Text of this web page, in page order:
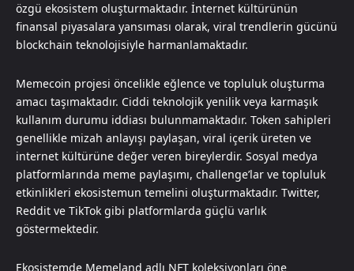
özgü ekosistem oluşturmaktadır. İnternet kültürünün
finansal piyasalara yansıması olarak, viral trendlerin gücünü
blockchain teknolojisiyle harmanlamaktadır.
Memecoin projesi öncelikle eğlence ve topluluk oluşturma
amacı taşımaktadır. Ciddi teknolojik yenilik veya karmaşık
kullanım durumu iddiası bulunmamaktadır. Token sahipleri
genellikle mizah anlayışı paylaşan, viral içerik üreten ve
internet kültürüne değer veren bireylerdir. Sosyal medya
platformlarında meme paylaşımı, challenge’lar ve topluluk
etkinlikleri ekosistemun temelini oluşturmaktadır. Twitter,
Reddit ve TikTok gibi platformlarda güçlü varlık
göstermektedir.
Ekosistemde Memeland adlı NFT koleksiyonları öne